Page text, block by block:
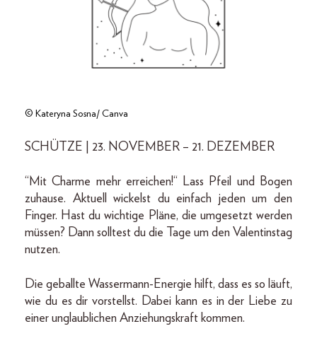
© Kateryna Sosna/ Canva
SCHÜTZE | 23. NOVEMBER – 21. DEZEMBER
“Mit Charme mehr erreichen!“ Lass Pfeil und Bogen
zuhause. Aktuell wickelst du einfach jeden um den
Finger. Hast du wichtige Pläne, die umgesetzt werden
müssen? Dann solltest du die Tage um den Valentinstag
nutzen.
Die geballte Wassermann-Energie hilft, dass es so läuft,
wie du es dir vorstellst. Dabei kann es in der Liebe zu
einer unglaublichen Anziehungskraft kommen.